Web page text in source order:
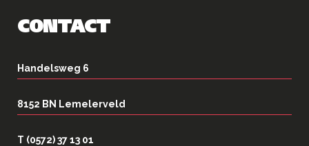
CONTACT
Handelsweg 6
8152 BN Lemelerveld
T (0572) 37 13 01